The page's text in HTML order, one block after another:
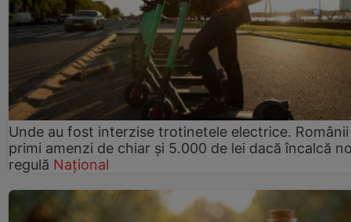
Unde au fost interzise trotinetele electrice.
primi amenzi de chiar și 5.000 de lei dacă încalcă
regulă Național